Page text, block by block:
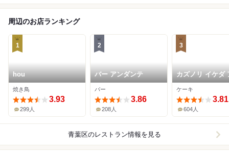
周辺のお店ランキング
1
hou
焼き鳥
3.93
299人
2
バー アンダンテ
バー
3.86
208人
3
カズノリ イケダ
ディヴィデュエ
スパル仙台店
ケーキ
3.81
604人
青葉区のレストラン情報を見る